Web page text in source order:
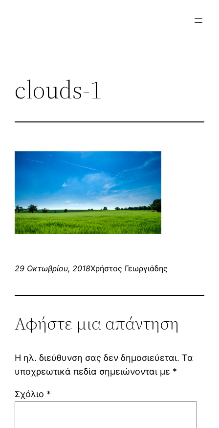
clouds-1
29 Οκτωβρίου, 2018Χρήστος Γεωργιάδης
Αφήστε μια απάντηση
Η ηλ. διεύθυνση σας δεν δημοσιεύεται. Τα
υποχρεωτικά πεδία σημειώνονται με *
Σχόλιο *